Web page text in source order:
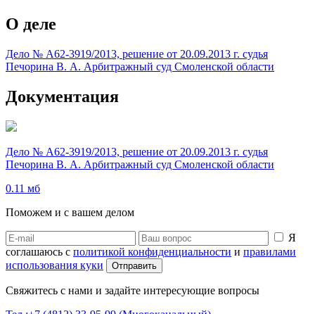
О деле
Дело № А62-3919/2013, решение от 20.09.2013 г. судья
Печорина В. А. Арбитражный суд Смоленской области
Документация
Дело № А62-3919/2013, решение от 20.09.2013 г. судья
Печорина В. А. Арбитражный суд Смоленской области
0.11 мб
Поможем и с вашем делом
Я
соглашаюсь с политикой конфиденциальности и правилами
использования куки
Свяжитесь с нами и задайте интересующие вопросы